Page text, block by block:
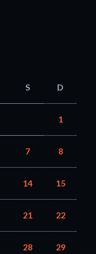
S D
1
7 8
14 15
21 22
28 29